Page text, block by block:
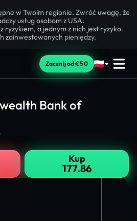
w Twoim regionie. Zwróć uwagę, że
usług osobom z USA.
ryzykiem, a jednym z nich jest ryzyko
zainwestowanych pieniędzy.
Zacznij od €50
Bank of
Kup
177.86